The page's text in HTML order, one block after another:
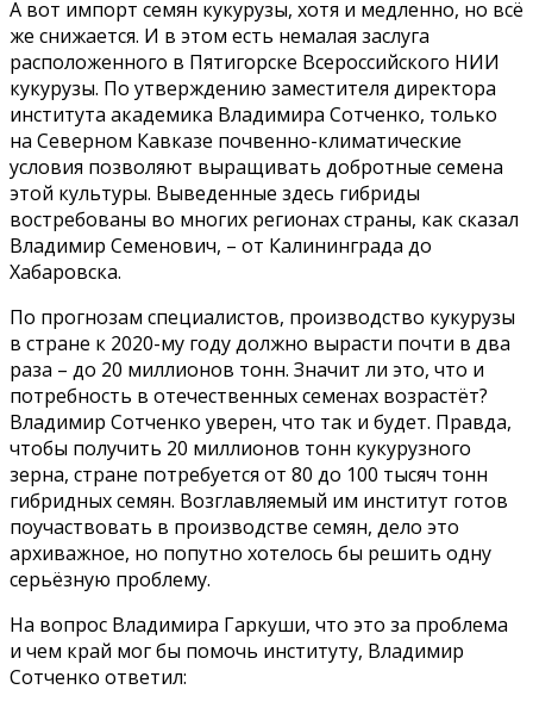
А вот импорт семян кукурузы, хотя и медленно, но всё
же снижается. И в этом есть немалая заслуга
расположенного в Пятигорске Всероссийского НИИ
кукурузы. По утверждению заместителя директора
института академика Владимира Сотченко, только
на Северном Кавказе почвенно-климатические
условия позволяют выращивать добротные семена
этой культуры. Выведенные здесь гибриды
востребованы во многих регионах страны, как сказал
Владимир Семенович, – от Калининграда до
Хабаровска.
По прогнозам специалистов, производство кукурузы
в стране к 2020-му году должно вырасти почти в два
раза – до 20 миллионов тонн. Значит ли это, что и
потребность в отечественных семенах возрастёт?
Владимир Сотченко уверен, что так и будет. Правда,
чтобы получить 20 миллионов тонн кукурузного
зерна, стране потребуется от 80 до 100 тысяч тонн
гибридных семян. Возглавляемый им институт готов
поучаствовать в производстве семян, дело это
архиважное, но попутно хотелось бы решить одну
серьёзную проблему.
На вопрос Владимира Гаркуши, что это за проблема
и чем край мог бы помочь институту, Владимир
Сотченко ответил: